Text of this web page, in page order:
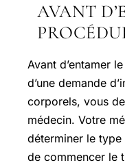
AVANT
Avant d’entamer
d’une demande
corporels, vous
médecin. Votre
déterminer le type
de commencer le